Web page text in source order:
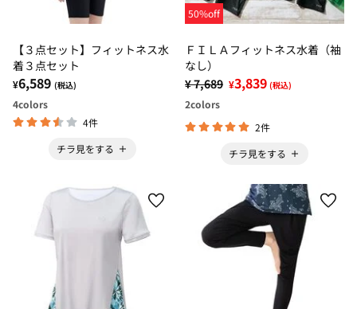
【３点セット】フィットネス水
着３点セット
¥6,589 (税込)
4colors
4件
チラ見をする
50%off
ＦＩＬＡフィットネス水着（袖
なし）
¥ 7,689 ¥3,839 (税込)
2colors
2件
チラ見をする